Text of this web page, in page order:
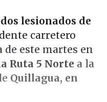
lesionados de
carretero
este martes en
Ruta 5 Norte a la
Quillagua, en